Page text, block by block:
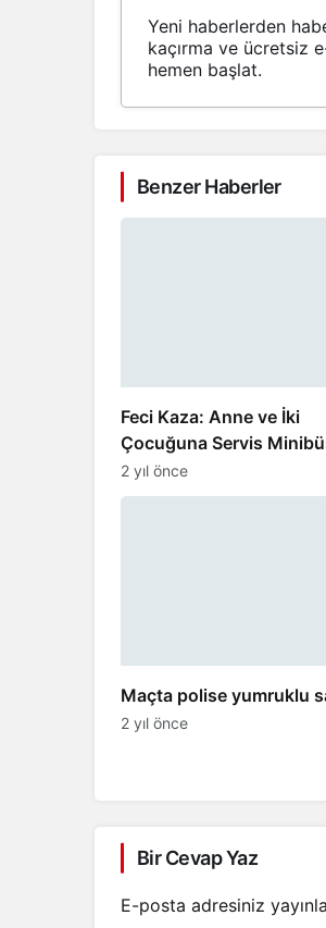
Yeni haberlerden
kaçırma ve ücretsiz
hemen başlat.
Benzer Haberler
Feci Kaza: Anne ve İki
Çocuğuna Servis
Çarptı
2 yıl önce
Maçta polise yumruklu
2 yıl önce
Bir Cevap Yaz
E-posta adresiniz